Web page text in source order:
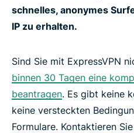
schnelles, anonymes
IP zu erhalten.
Sind Sie mit ExpressVPN
binnen 30 Tagen eine
beantragen. Es gibt keine
keine versteckten
Formulare. Kontaktieren